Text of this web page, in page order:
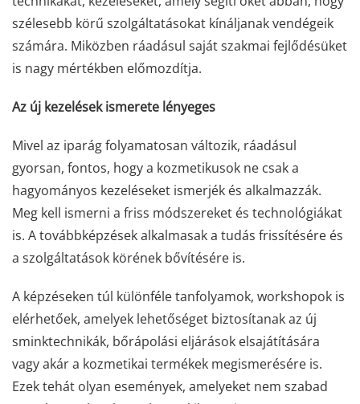
szélesebb körű szolgáltatásokat kínáljanak vendégeik
számára. Miközben ráadásul saját szakmai fejlődésüket
is nagy mértékben előmozdítja.
Az új kezelések ismerete lényeges
Mivel az iparág folyamatosan változik, ráadásul
gyorsan, fontos, hogy a kozmetikusok ne csak a
hagyományos kezeléseket ismerjék és alkalmazzák.
Meg kell ismerni a friss módszereket és technológiákat
is. A továbbképzések alkalmasak a tudás frissítésére és
a szolgáltatások körének bővítésére is.
A képzéseken túl különféle tanfolyamok, workshopok is
elérhetőek, amelyek lehetőséget biztosítanak az új
sminktechnikák, bőrápolási eljárások elsajátítására
vagy akár a kozmetikai termékek megismerésére is.
Ezek tehát olyan események, amelyeket nem szabad